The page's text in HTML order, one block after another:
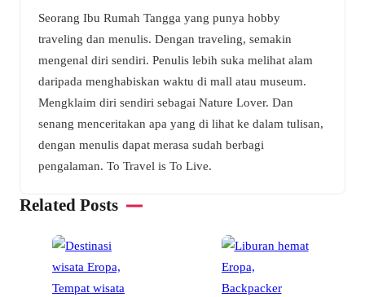
Seorang Ibu Rumah Tangga yang punya hobby
traveling dan menulis. Dengan traveling, semakin
mengenal diri sendiri. Penulis lebih suka melihat alam
daripada menghabiskan waktu di mall atau museum.
Mengklaim diri sendiri sebagai Nature Lover. Dan
senang menceritakan apa yang di lihat ke dalam tulisan,
dengan menulis dapat merasa sudah berbagi
pengalaman. To Travel is To Live.
Related Posts